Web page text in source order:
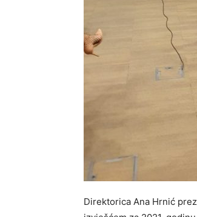
Direktorica Ana Hrnić